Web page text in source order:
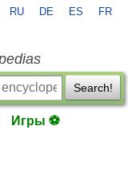
RU DE ES FR
Search!
Игры ⚽